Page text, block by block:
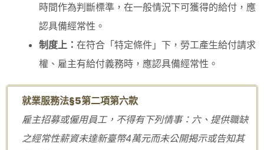
時間作為判斷標準，在一般情況下可獲得的給付，應
認具備經常性。
制度上： 在符合「特定條件」下，勞工產生給付請求
權、雇主有給付義務時，應認具備經常性。
就業服務法§5第二項第六款
雇主招募或僱用員工，不得有下列情事： 六、提供職缺
之經常性薪資未達新臺幣4萬元而未公開揭示或告知其